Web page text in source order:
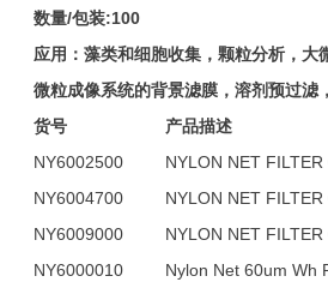
数量/包装:100
应用：藻类和细胞收集，颗粒分析，大
微粒成像系统的背景滤膜，溶剂预过滤
货号
产品描述
NY6002500
NYLON NET
NY6004700
NYLON NET
NY6009000
NYLON NET
NY6000010
Nylon Net 60um Wh